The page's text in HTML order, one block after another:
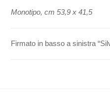
Monotipo, cm 53,9 x 41,5
Firmato in basso a sinistra